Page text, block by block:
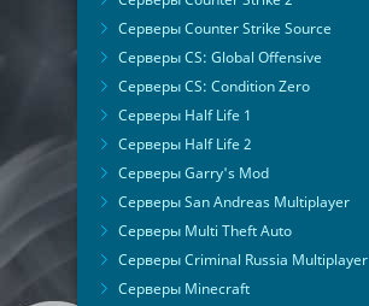
Серверы Counter Strike Source
Серверы CS: Global Offensive
Серверы CS: Condition Zero
Серверы Half Life 1
Серверы Half Life 2
Серверы Garry's Mod
Серверы San Andreas Multiplayer
Серверы Multi Theft Auto
Серверы Criminal Russia Multiplayer
Серверы Minecraft